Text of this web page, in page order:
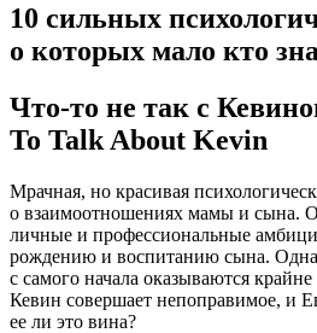
10 сильных
о которых мало кто
Что-то не так с
To Talk About Kevin
Мрачная, но красивая
о взаимоотношениях мамы и сына.
личные и профессиональные
рождению и воспитанию сына.
с самого начала оказываются
Кевин совершает непоправимое, и
ее ли это вина?